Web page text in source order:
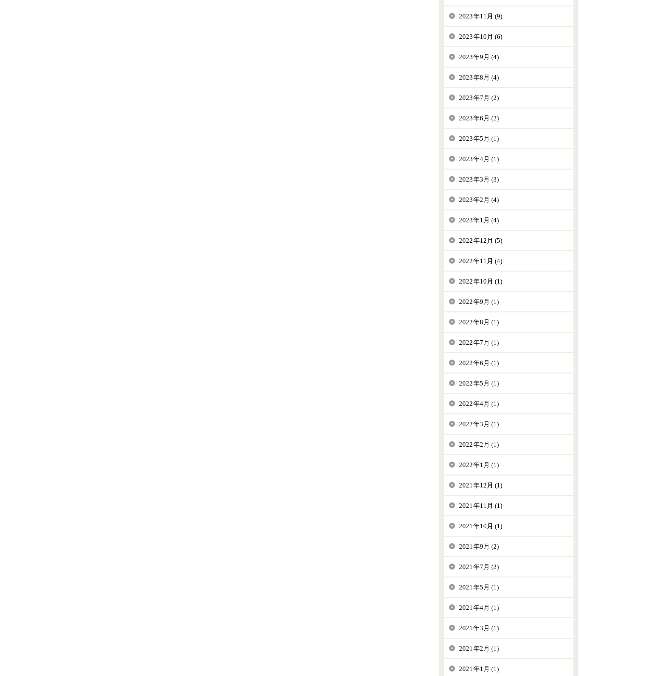
2023年11月 (9)
2023年10月 (6)
2023年9月 (4)
2023年8月 (4)
2023年7月 (2)
2023年6月 (2)
2023年5月 (1)
2023年4月 (1)
2023年3月 (3)
2023年2月 (4)
2023年1月 (4)
2022年12月 (5)
2022年11月 (4)
2022年10月 (1)
2022年9月 (1)
2022年8月 (1)
2022年7月 (1)
2022年6月 (1)
2022年5月 (1)
2022年4月 (1)
2022年3月 (1)
2022年2月 (1)
2022年1月 (1)
2021年12月 (1)
2021年11月 (1)
2021年10月 (1)
2021年9月 (2)
2021年7月 (2)
2021年5月 (1)
2021年4月 (1)
2021年3月 (1)
2021年2月 (1)
2021年1月 (1)